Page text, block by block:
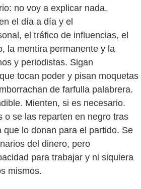
no voy a explicar nada,
el día a día y el
el tráfico de influencias, el
la mentira permanente y la
y periodistas. Sigan
tocan poder y pisan moquetas
de farfulla palabrera.
Mienten, si es necesario.
o se las reparten en negro tras
que lo donan para el partido. Se
del dinero, pero
para trabajar y ni siquiera
mismos.